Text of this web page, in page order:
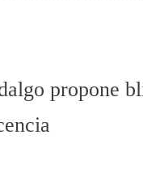
propone